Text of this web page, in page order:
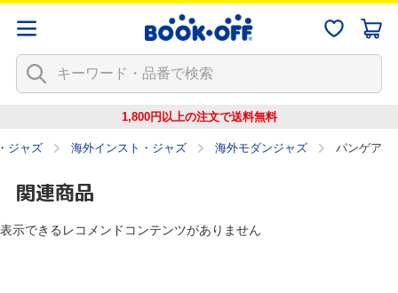
1,800円以上の注文で送料無料
ジャズ 海外インスト・ジャズ 海外モダンジャズ パンゲア
関連商品
表示できるレコメンドコンテンツがありません